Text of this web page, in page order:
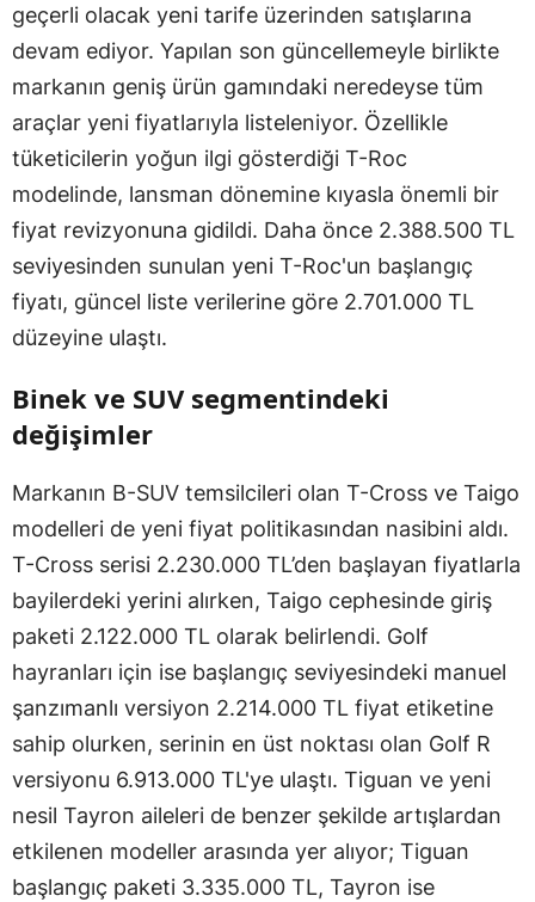
geçerli olacak yeni tarife üzerinden satışlarına
devam ediyor. Yapılan son güncellemeyle birlikte
markanın geniş ürün gamındaki neredeyse tüm
araçlar yeni fiyatlarıyla listeleniyor. Özellikle
tüketicilerin yoğun ilgi gösterdiği T-Roc
modelinde, lansman dönemine kıyasla önemli bir
fiyat revizyonuna gidildi. Daha önce 2.388.500 TL
seviyesinden sunulan yeni T-Roc'un başlangıç
fiyatı, güncel liste verilerine göre 2.701.000 TL
düzeyine ulaştı.
Binek ve SUV segmentindeki
değişimler
Markanın B-SUV temsilcileri olan T-Cross ve Taigo
modelleri de yeni fiyat politikasından nasibini aldı.
T-Cross serisi 2.230.000 TL’den başlayan fiyatlarla
bayilerdeki yerini alırken, Taigo cephesinde giriş
paketi 2.122.000 TL olarak belirlendi. Golf
hayranları için ise başlangıç seviyesindeki manuel
şanzımanlı versiyon 2.214.000 TL fiyat etiketine
sahip olurken, serinin en üst noktası olan Golf R
versiyonu 6.913.000 TL'ye ulaştı. Tiguan ve yeni
nesil Tayron aileleri de benzer şekilde artışlardan
etkilenen modeller arasında yer alıyor; Tiguan
başlangıç paketi 3.335.000 TL, Tayron ise